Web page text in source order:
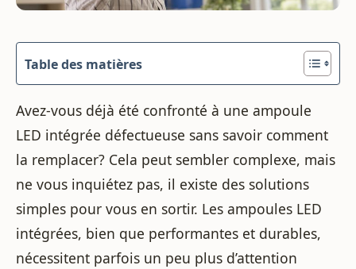
Table des matières
Avez-vous déjà été confronté à une ampoule
LED intégrée défectueuse sans savoir comment
la remplacer? Cela peut sembler complexe, mais
ne vous inquiétez pas, il existe des solutions
simples pour vous en sortir. Les ampoules LED
intégrées, bien que performantes et durables,
nécessitent parfois un peu plus d’attention